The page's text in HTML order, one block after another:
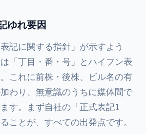
ゆれ要因
記に関する指針」が示すよう
「丁目・番・号」とハイフン表
これに前株・後株、ビル名の有
わり、無意識のうちに媒体間で
す。まず自社の「正式表記1
ことが、すべての出発点です。